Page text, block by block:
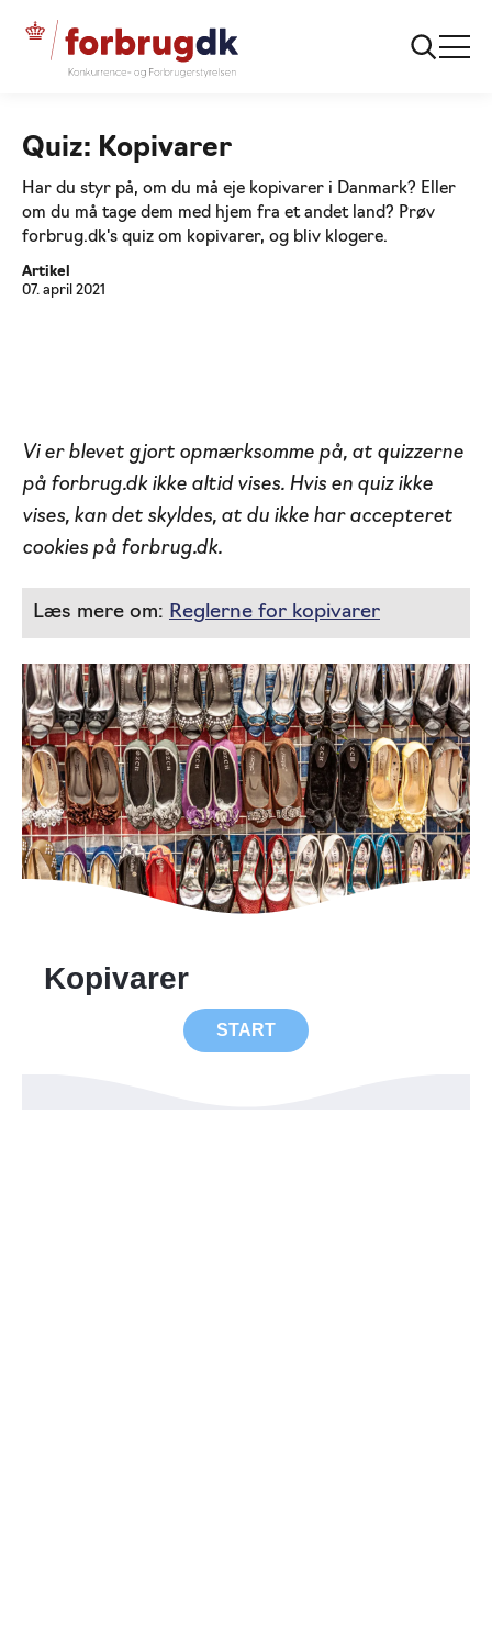
... Quizzer Kopivarequizzen
Quiz: Kopivarer
Har du styr på, om du må eje kopivarer i Danmark? Eller
om du må tage dem med hjem fra et andet land? Prøv
forbrug.dk's quiz om kopivarer, og bliv klogere.
Artikel
07. april 2021
Vi er blevet gjort opmærksomme på, at quizzerne
på forbrug.dk ikke altid vises. Hvis en quiz ikke
vises, kan det skyldes, at du ikke har accepteret
cookies på forbrug.dk.
Læs mere om: Reglerne for kopivarer